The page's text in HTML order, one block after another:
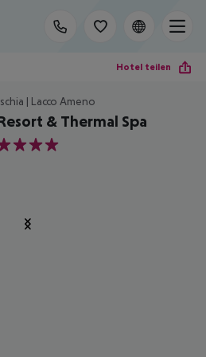
Hotel teilen
| Lacco Ameno
& Thermal Spa